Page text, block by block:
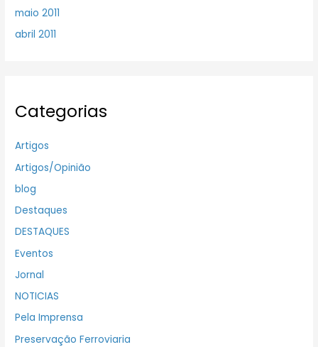
maio 2011
abril 2011
Categorias
Artigos
Artigos/Opinião
blog
Destaques
DESTAQUES
Eventos
Jornal
NOTICIAS
Pela Imprensa
Preservação Ferroviaria